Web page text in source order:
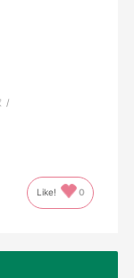
Like! 0